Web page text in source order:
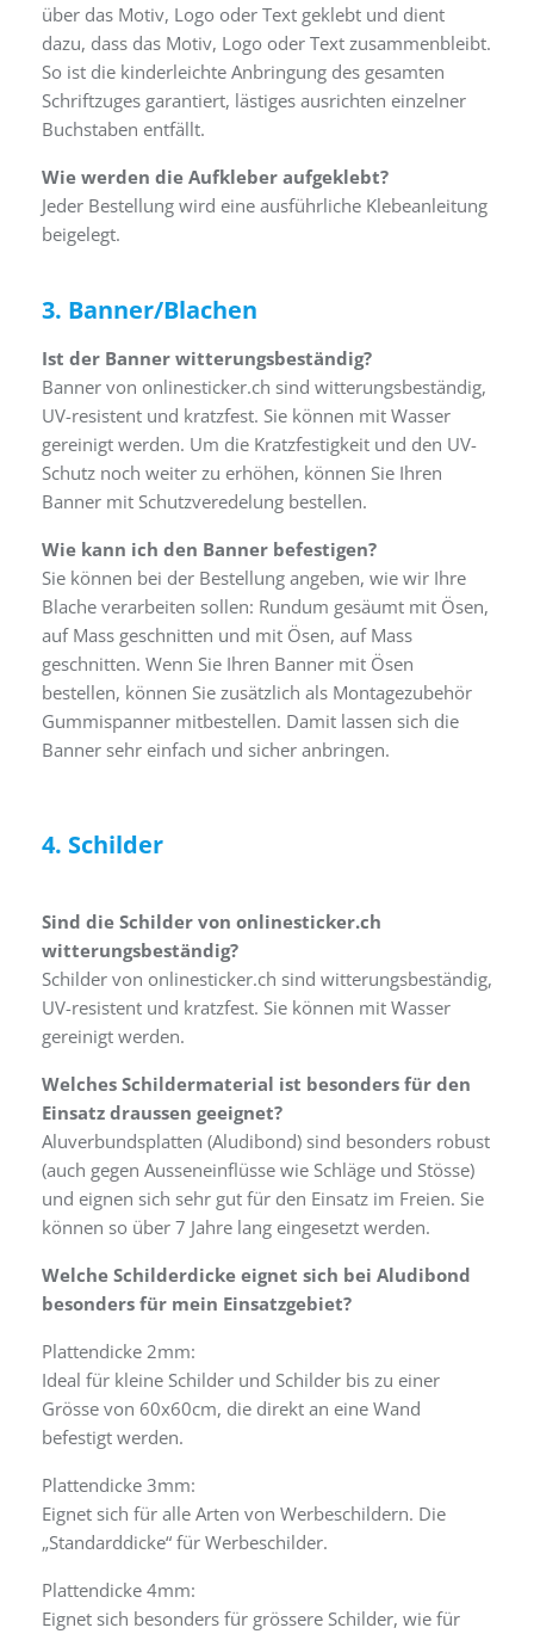
über das Motiv, Logo oder Text geklebt und dient
dazu, dass das Motiv, Logo oder Text zusammenbleibt.
So ist die kinderleichte Anbringung des gesamten
Schriftzuges garantiert, lästiges ausrichten einzelner
Buchstaben entfällt.
Wie werden die Aufkleber aufgeklebt?
Jeder Bestellung wird eine ausführliche Klebeanleitung
beigelegt.
3. Banner/Blachen
Ist der Banner witterungsbeständig?
Banner von onlinesticker.ch sind witterungsbeständig,
UV-resistent und kratzfest. Sie können mit Wasser
gereinigt werden. Um die Kratzfestigkeit und den UV-
Schutz noch weiter zu erhöhen, können Sie Ihren
Banner mit Schutzveredelung bestellen.
Wie kann ich den Banner befestigen?
Sie können bei der Bestellung angeben, wie wir Ihre
Blache verarbeiten sollen: Rundum gesäumt mit Ösen,
auf Mass geschnitten und mit Ösen, auf Mass
geschnitten. Wenn Sie Ihren Banner mit Ösen
bestellen, können Sie zusätzlich als Montagezubehör
Gummispanner mitbestellen. Damit lassen sich die
Banner sehr einfach und sicher anbringen.
4. Schilder
Sind die Schilder von onlinesticker.ch
witterungsbeständig?
Schilder von onlinesticker.ch sind witterungsbeständig,
UV-resistent und kratzfest. Sie können mit Wasser
gereinigt werden.
Welches Schildermaterial ist besonders für den
Einsatz draussen geeignet?
Aluverbundsplatten (Aludibond) sind besonders robust
(auch gegen Ausseneinflüsse wie Schläge und Stösse)
und eignen sich sehr gut für den Einsatz im Freien. Sie
können so über 7 Jahre lang eingesetzt werden.
Welche Schilderdicke eignet sich bei Aludibond
besonders für mein Einsatzgebiet?
Plattendicke 2mm:
Ideal für kleine Schilder und Schilder bis zu einer
Grösse von 60x60cm, die direkt an eine Wand
befestigt werden.
Plattendicke 3mm:
Eignet sich für alle Arten von Werbeschildern. Die
„Standarddicke“ für Werbeschilder.
Plattendicke 4mm:
Eignet sich besonders für grössere Schilder, wie für